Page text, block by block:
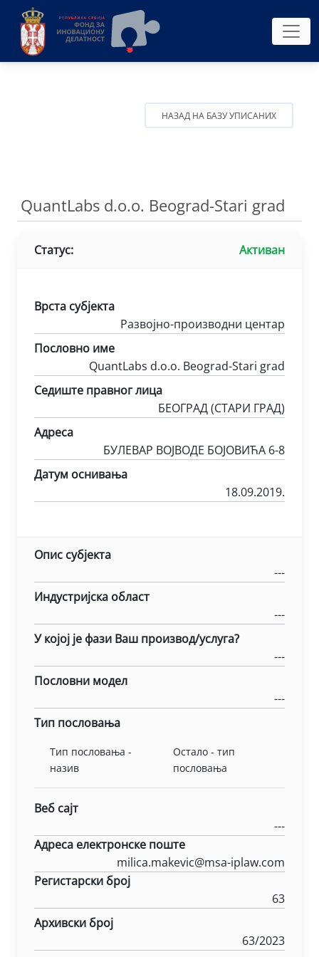
НАЗАД НА БАЗУ УПИСАНИХ
QuantLabs d.o.o. Beograd-Stari grad
Статус: Активан
Врста субјекта
Развојно-производни центар
Пословно име
QuantLabs d.o.o. Beograd-Stari grad
Седиште правног лица
БЕОГРАД (СТАРИ ГРАД)
Адреса
БУЛЕВАР ВОЈВОДЕ БОЈОВИЋА 6-8
Датум оснивања
18.09.2019.
Опис субјекта
---
Индустријска област
---
У којој је фази Ваш производ/услуга?
---
Пословни модел
---
Тип пословања
Тип пословања -
назив
Остало - тип
пословања
Веб сајт
---
Адреса електронске поште
milica.makevic@msa-iplaw.com
Регистарски број
63
Архивски број
63/2023